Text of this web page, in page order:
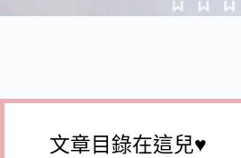
文章目錄在這兒♥